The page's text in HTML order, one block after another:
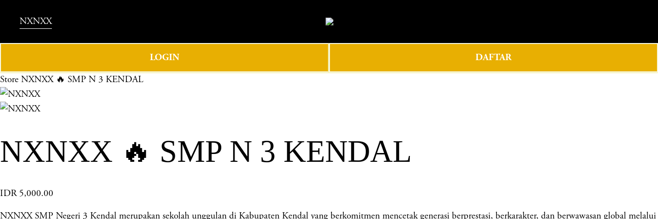
NXNXX
LOGIN DAFTAR
Store NXNXX 🔥 SMP N 3 KENDAL
NXNXX 🔥 SMP N 3 KENDAL
IDR 5,000.00
NXNXX SMP Negeri 3 Kendal merupakan sekolah unggulan di Kabupaten Kendal yang berkomitmen mencetak generasi berprestasi, berkarakter, dan berwawasan global melalui